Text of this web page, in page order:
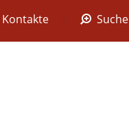
Kontakte Suche